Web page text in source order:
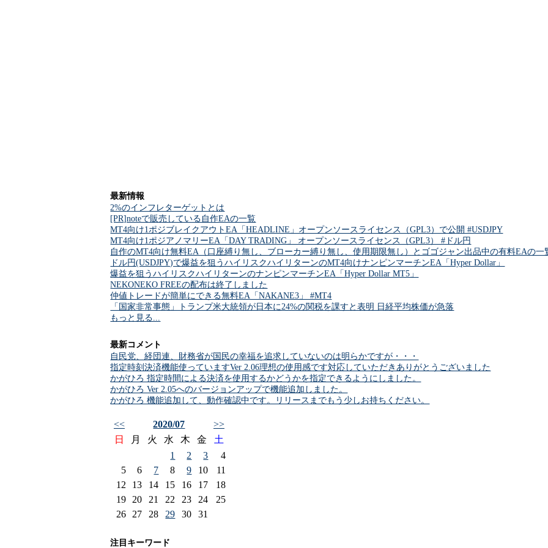
最新情報
2%のインフレターゲットとは
[PR]noteで販売している自作EAの一覧
MT4向け1ポジブレイクアウトEA「HEADLINE」オープンソースライセンス（GPL3）で公開 #USDJPY
MT4向け1ポジアノマリーEA「DAY TRADING」 オープンソースライセンス（GPL3） #ドル円
自作のMT4向け無料EA（口座縛り無し、ブローカー縛り無し、使用期限無し）とゴゴジャン出品中の有料EAの一
ドル円(USDJPY)で爆益を狙うハイリスクハイリターンのMT4向けナンピンマーチンEA「Hyper Dollar」
爆益を狙うハイリスクハイリターンのナンピンマーチンEA「Hyper Dollar MT5」
NEKONEKO FREEの配布は終了しました
仲値トレードが簡単にできる無料EA「NAKANE3」 #MT4
「国家非常事態」トランプ米大統領が日本に24%の関税を課すと表明 日経平均株価が急落
もっと見る...
最新コメント
自民党、経団連、財務省が国民の幸福を追求していないのは明らかですが・・・
指定時刻決済機能使っていますVer 2.06理想の使用感です対応していただきありがとうございました
かがひろ 指定時間による決済を使用するかどうかを指定できるようにしました。
かがひろ Ver 2.05へのバージョンアップで機能追加しました。
かがひろ 機能追加して、動作確認中です。リリースまでもう少しお持ちください。
<< 2020/07
>>
日
月 火 水 木 金
土
1
2 3
4
5
6 7 8 9 10
11
12
13 14 15 16 17
18
19
20 21 22 23 24
25
26
27 28 29 30 31
注目キーワード